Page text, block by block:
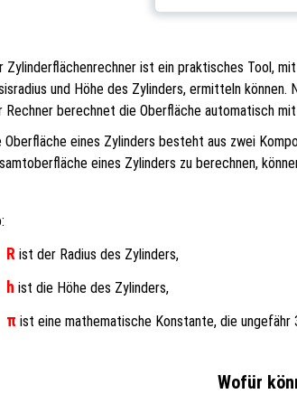
Zylinderflächenrechner ist ein praktisches Tool,
und Höhe des Zylinders, ermitteln
Rechner berechnet die Oberfläche automatisch
Oberfläche eines Zylinders besteht aus zwei
eines Zylinders zu berechnen,
R ist der Radius des Zylinders,
h ist die Höhe des Zylinders,
π ist eine mathematische Konstante, die ungefähr
Wofür